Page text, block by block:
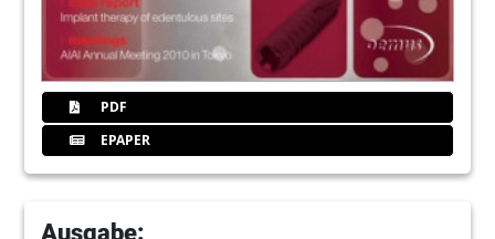
PDF
EPAPER
Ausgabe: